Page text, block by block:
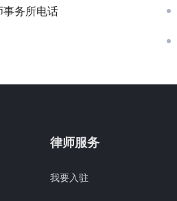
事务所电话
律师服务
我要入驻